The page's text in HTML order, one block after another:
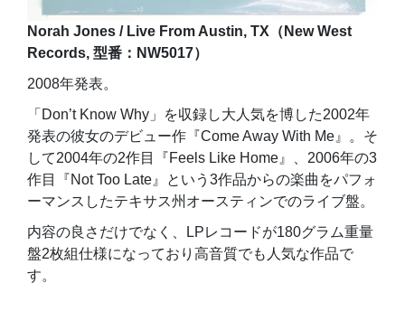
Norah Jones / Live From Austin, TX（New West
Records, 型番：NW5017）
2008年発表。
「Don’t Know Why」を収録し大人気を博した2002年
発表の彼女のデビュー作『Come Away With Me』。そ
して2004年の2作目『Feels Like Home』、2006年の3
作目『Not Too Late』という3作品からの楽曲をパフォ
ーマンスしたテキサス州オースティンでのライブ盤。
内容の良さだけでなく、LPレコードが180グラム重量
盤2枚組仕様になっており高音質でも人気な作品で
す。